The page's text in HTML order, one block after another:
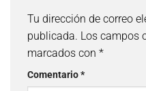
Tu dirección de correo
publicada. Los campos
marcados con *
Comentario*